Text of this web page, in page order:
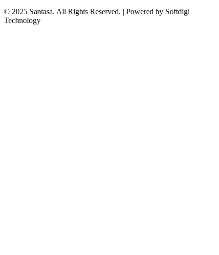
© 2025 Santasa. All Rights Reserved. | Powered by Softdigi
Technology